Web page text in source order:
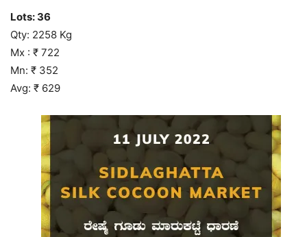
Lots: 36
Qty: 2258 Kg
Mx : ₹ 722
Mn: ₹ 352
Avg: ₹ 629